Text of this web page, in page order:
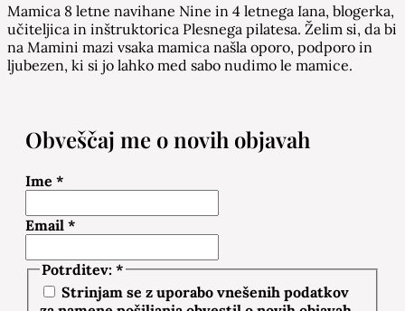
Mamica 8 letne navihane Nine in 4 letnega Iana, blogerka,
učiteljica in inštruktorica Plesnega pilatesa. Želim si, da bi
na Mamini mazi vsaka mamica našla oporo, podporo in
ljubezen, ki si jo lahko med sabo nudimo le mamice.
Obveščaj me o novih objavah
Ime *
Email *
Potrditev: *
Strinjam se z uporabo vnešenih podatkov